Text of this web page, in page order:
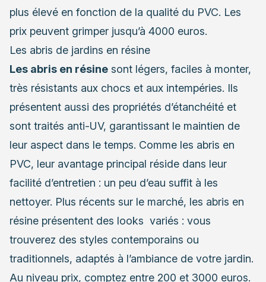
plus élevé en fonction de la qualité du PVC. Les
prix peuvent grimper jusqu’à 4000 euros.
Les abris de jardins en résine
Les abris en résine sont légers, faciles à monter,
très résistants aux chocs et aux intempéries. Ils
présentent aussi des propriétés d’étanchéité et
sont traités anti-UV, garantissant le maintien de
leur aspect dans le temps. Comme les abris en
PVC, leur avantage principal réside dans leur
facilité d’entretien : un peu d’eau suffit à les
nettoyer. Plus récents sur le marché, les abris en
résine présentent des looks variés : vous
trouverez des styles contemporains ou
traditionnels, adaptés à l’ambiance de votre jardin.
Au niveau prix, comptez entre 200 et 3000 euros.